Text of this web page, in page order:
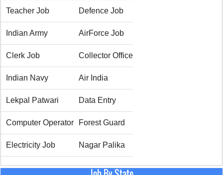
Teacher Job Defence Job
Indian Army AirForce Job
Clerk Job Collector Office
Indian Navy Air India
Lekpal Patwari Data Entry
Computer Operator Forest Guard
Electricity Job Nagar Palika